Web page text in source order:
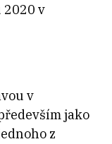
2020 v
v
jako
z